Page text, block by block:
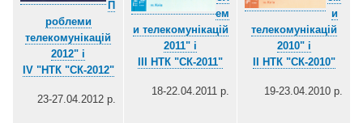
П
роблеми
телекомунікацій
2012" і
ІV "НТК "СК-2012"
23-27.04.2012 р.
ем
и телекомунікацій
2011" і
ІІІ НТК "СК-2011"
18-22.04.2011 р.
и
телекомунікацій
2010" і
ІІ НТК "СК-2010"
19-23.04.2010 р.